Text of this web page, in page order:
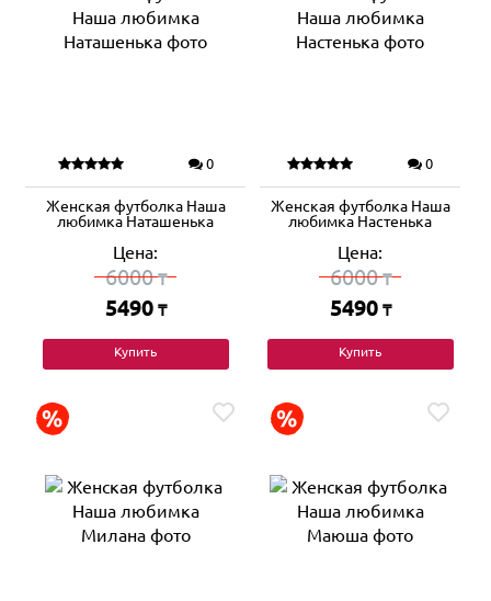
0
Женская футболка Наша
любимка Наташенька
Цена:
6000₸
5490 ₸
Купить
0
Женская футболка Наша
любимка Настенька
Цена:
6000₸
5490 ₸
Купить